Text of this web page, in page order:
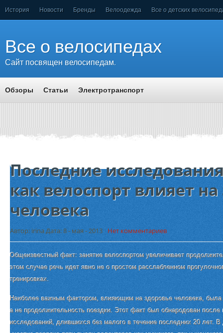
История Новости Бренды Велоодежда Все о детских
Все о велосипедах
Сайт посвящен велосипедам.
Обзоры Статьи Электротранспорт
Последние
как велоспорт влияет
человека
Автор: irina Дата: 8 - мая - 2013 Нет комментариев
Общеизвестный факт: занятие велоспортом увеличивает
этом случае речь идет явно не о простом расслабленном
тренировках.
Наиболее важным фактором, влияющим на здоровье человека, была
а не продолжительность поездки. Этот факт был обнародован после
исследований, длившихся без малого в течение последних 20 лет.